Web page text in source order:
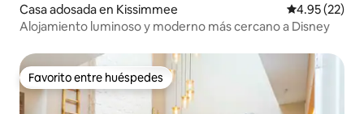
Casa adosada en Kissimmee Calificación
4.95 (22)
Alojamiento luminoso y moderno más cercano a Disney
Favorito entre huéspedes
Favorito entre huéspedes